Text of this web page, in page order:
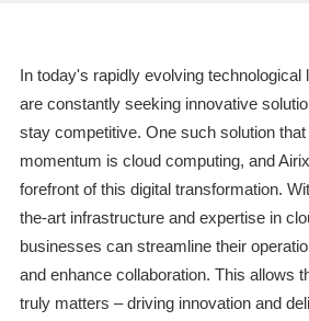
In today's rapidly evolving technological
are constantly seeking innovative
stay competitive. One such solution
momentum is cloud computing, and
forefront of this digital transformation.
the-art infrastructure and expertise in
businesses can streamline their
and enhance collaboration. This allows
truly matters – driving innovation and